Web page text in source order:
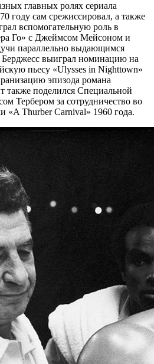
главных ролях сериала
году сам срежиссировал, а также
вспомогательную роль в
Го» с Джеймсом Мейсоном и
параллельно выдающимся
выиграл номинацию на
пьесу «Ulysses in Nighttown»
эпизода романа
поделился Специальной
Тербером за сотрудничество во
«A Thurber Carnival» 1960 года.